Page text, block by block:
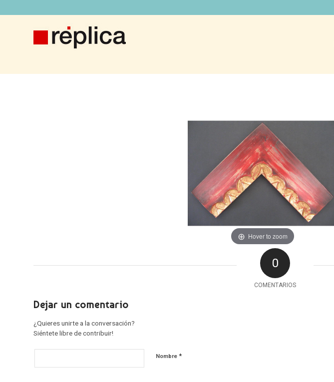
Hover to zoom
0
COMENTARIOS
Dejar un comentario
¿Quieres unirte a la conversación?
Siéntete libre de contribuir!
Nombre *